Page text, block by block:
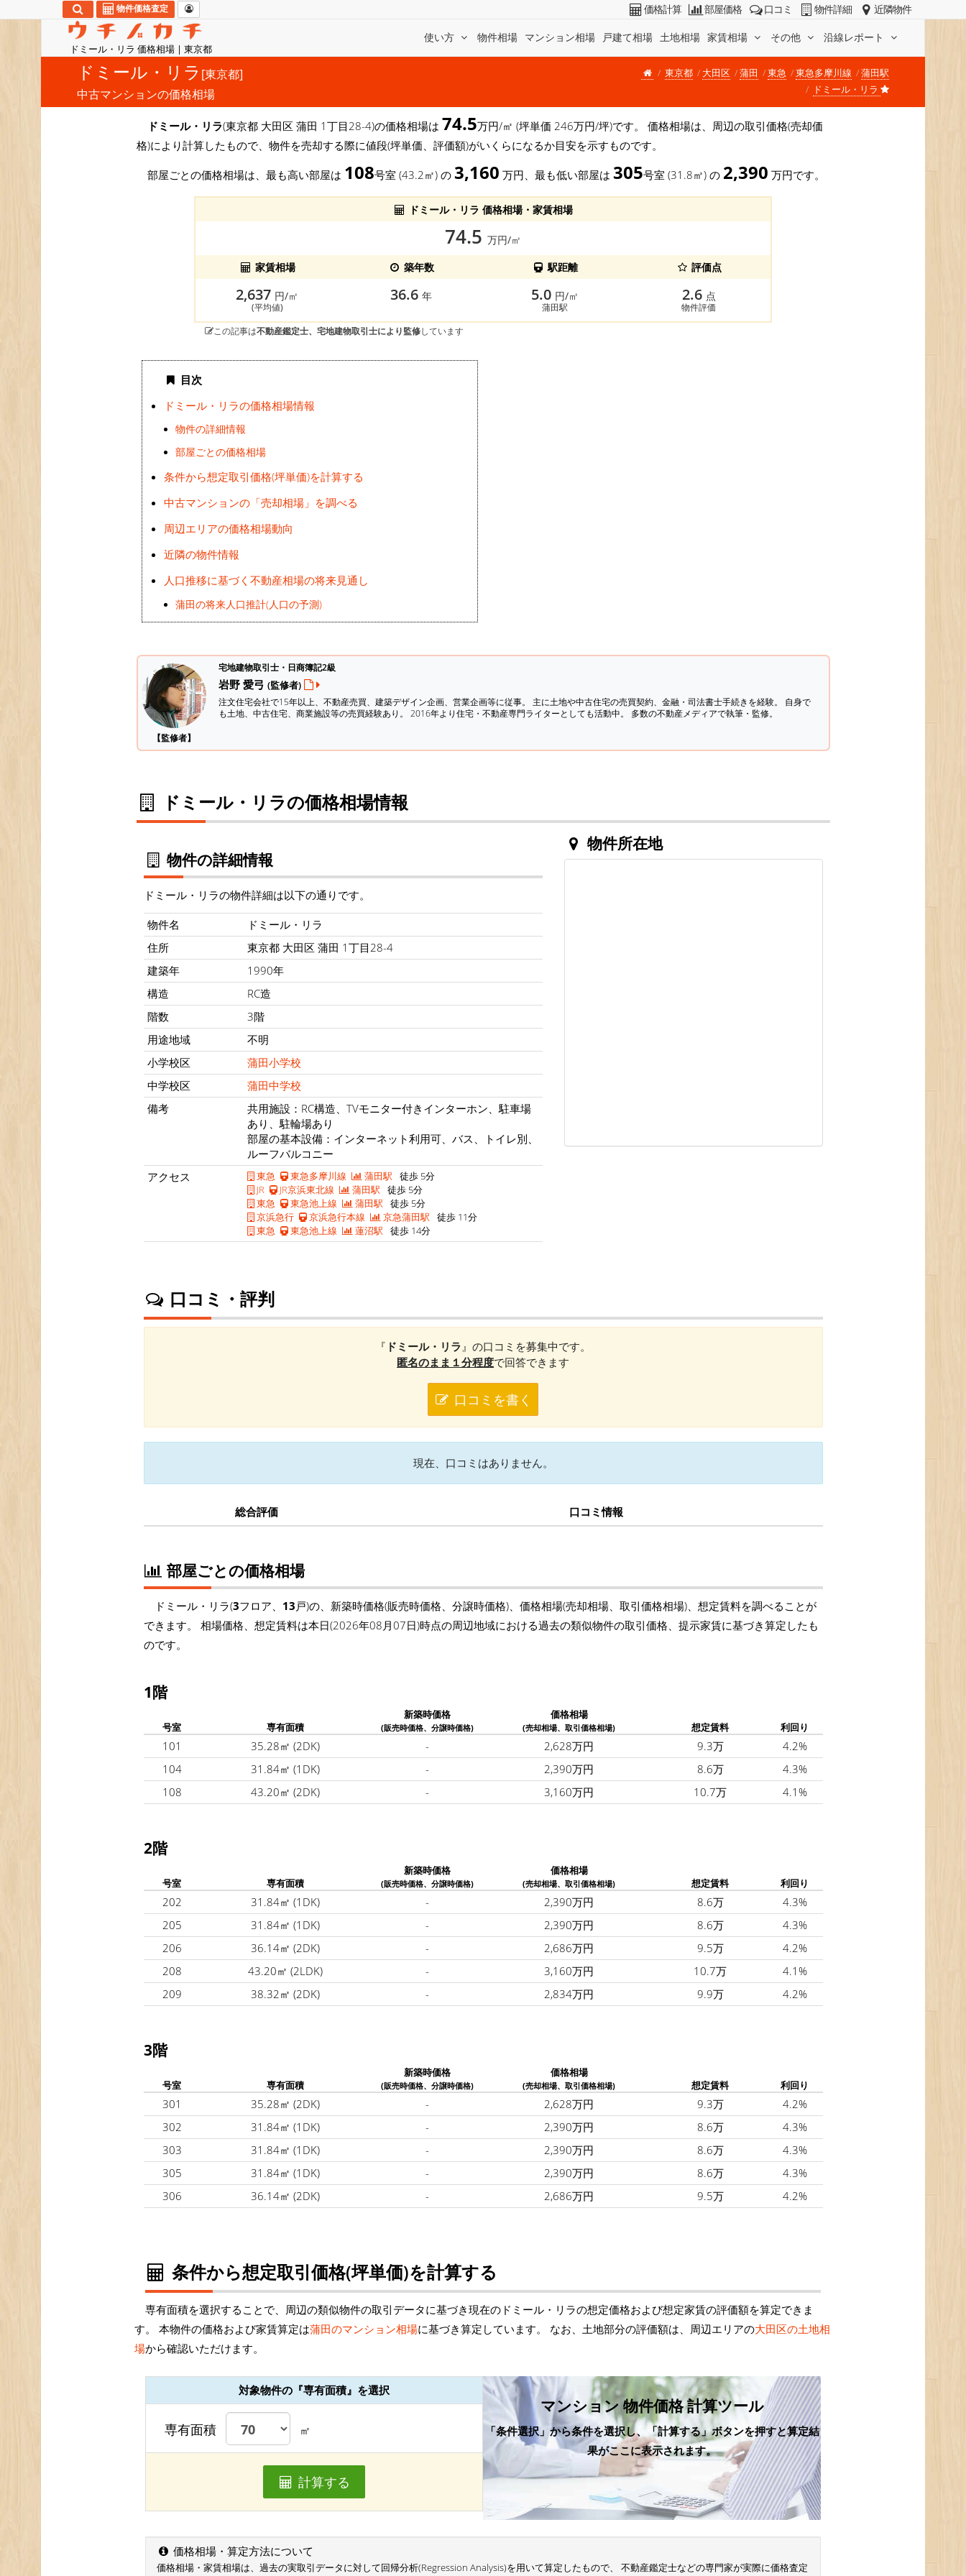
ドミール・リラ 価格相場 | 東京都
使い方 物件相場 マンション相場 戸建て相場 土地相場 家賃相場 その他 沿線レポート
物件価格査定 価格計算 部屋価格 口コミ 物件詳細 近隣物件
ドミール・リラ [東京都]
中古マンションの価格相場
東京都 大田区 蒲田 東急 東急多摩川線
蒲田駅
ドミール・リラ
ドミール・リラ(東京都 大田区 蒲田 1丁目28-4)の価格相場は 74.5万円/㎡ (坪単価 246万円/坪)です。 価格相場は、周辺の取引価格(売却価
格)により計算したもので、物件を売却する際に値段(坪単価、評価額)がいくらになるか目安を示すものです。
部屋ごとの価格相場は、最も高い部屋は 108号室 (43.2㎡) の 3,160 万円、最も低い部屋は 305号室 (31.8㎡) の 2,390 万円です。
ドミール・リラ 価格相場・家賃相場
74.5 万円/㎡
家賃相場
築年数 駅距離 評価点
2,637 円/㎡
(平均値)
36.6 年 5.0 円/㎡
蒲田駅
2.6 点
物件評価
この記事は不動産鑑定士、宅地建物取引士により監修しています
目次
ドミール・リラの価格相場情報
物件の詳細情報
部屋ごとの価格相場
条件から想定取引価格(坪単価)を計算する
中古マンションの「売却相場」を調べる
周辺エリアの価格相場動向
近隣の物件情報
人口推移に基づく不動産相場の将来見通し
蒲田の将来人口推計(人口の予測)
【監修者】
宅地建物取引士・日商簿記2級
岩野 愛弓 (監修者)
注文住宅会社で15年以上、不動産売買、建築デザイン企画、営業企画等に従事。 主に土地や中古住宅の売買契約、金融・司法書士手続きを経験。 自身で
も土地、中古住宅、商業施設等の売買経験あり。 2016年より住宅・不動産専門ライターとしても活動中。 多数の不動産メディアで執筆・監修。
ドミール・リラの価格相場情報
物件の詳細情報
ドミール・リラの物件詳細は以下の通りです。
物件名
ドミール・リラ
住所
東京都 大田区 蒲田 1丁目28-4
建築年
1990年
構造
RC造
階数
3階
用途地域
不明
小学校区
蒲田小学校
中学校区
蒲田中学校
備考
共用施設：RC構造、TVモニター付きインターホン、駐車場
あり、駐輪場あり
部屋の基本設備：インターネット利用可、バス、トイレ別、
ルーフバルコニー
アクセス
東急 東急多摩川線 蒲田駅 徒歩 5分
JR
JR京浜東北線 蒲田駅 徒歩 5分
東急
東急池上線 蒲田駅 徒歩 5分
京浜急行
京浜急行本線 京急蒲田駅 徒歩 11分
東急
東急池上線 蓮沼駅 徒歩 14分
物件所在地
口コミ・評判
『 ドミール・リラ 』の口コミを募集中です。
匿名のまま１分程度で回答できます
口コミを書く
現在、口コミはありません。
総合評価 口コミ情報
部屋ごとの価格相場
ドミール・リラ(3フロア、 13戸)の、新築時価格(販売時価格、分譲時価格)、価格相場(売却相場、取引価格相場)、想定賃料を調べることが
できます。 相場価格、想定賃料は本日(2026年08月07日)時点の周辺地域における過去の類似物件の取引価格、提示家賃に基づき算定したも
のです。
1階
号室 専有面積
新築時価格
(販売時価格、分譲時価格)
価格相場
(売却相場、取引価格相場) 想定賃料 利回り
101 35.28㎡ (2DK) - 2,628万円 9.3万
4.2%
104
31.84㎡ (1DK) - 2,390万円 8.6万
4.3%
108
43.20㎡ (2DK) - 3,160万円 10.7万 4.1%
2階
号室 専有面積
新築時価格
(販売時価格、分譲時価格)
価格相場
(売却相場、取引価格相場) 想定賃料 利回り
202 31.84㎡ (1DK) - 2,390万円 8.6万
4.3%
205
31.84㎡ (1DK) - 2,390万円 8.6万
4.3%
206
36.14㎡ (2DK) - 2,686万円 9.5万
4.2%
208
43.20㎡ (2LDK) - 3,160万円 10.7万
4.1%
209
38.32㎡ (2DK) - 2,834万円 9.9万 4.2%
3階
号室 専有面積
新築時価格
(販売時価格、分譲時価格)
価格相場
(売却相場、取引価格相場) 想定賃料 利回り
301 35.28㎡ (2DK) - 2,628万円 9.3万
4.2%
302
31.84㎡ (1DK) - 2,390万円 8.6万
4.3%
303
31.84㎡ (1DK) - 2,390万円 8.6万
4.3%
305
31.84㎡ (1DK) - 2,390万円 8.6万
4.3%
306
36.14㎡ (2DK) - 2,686万円 9.5万 4.2%
条件から想定取引価格(坪単価)を計算する
専有面積を選択することで、周辺の類似物件の取引データに基づき現在のドミール・リラの想定価格および想定家賃の評価額を算定できま
す。 本物件の価格および家賃算定は蒲田のマンション相場に基づき算定しています。 なお、土地部分の評価額は、周辺エリアの大田区の土地相
場から確認いただけます。
対象物件の『専有面積』を選択
専有面積 ㎡
計算する
マンション 物件価格 計算ツール
「条件選択」から条件を選択し、「計算する」ボタンを押すと算定結
果がここに表示されます。
価格相場・算定方法について
価格相場・家賃相場は、過去の実取引データに対して回帰分析(Regression Analysis)を用いて算定したもので、 不動産鑑定士などの専門家が実際に価格査定